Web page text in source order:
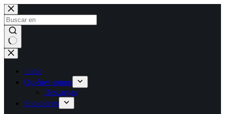
Ir
al
contenido
Sin
resultados
Inicio
Quiénes somos
Descargas
Soluciones